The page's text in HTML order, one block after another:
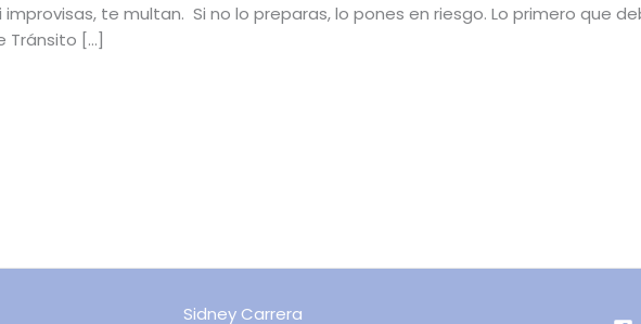
improvisas, te multan. Si no lo preparas, lo pones en riesgo. Lo primero que
Tránsito […]
Sidney Carrera